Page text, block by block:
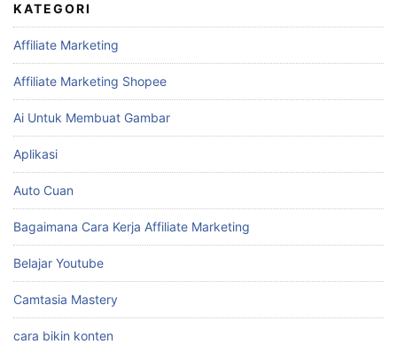
KATEGORI
Affiliate Marketing
Affiliate Marketing Shopee
Ai Untuk Membuat Gambar
Aplikasi
Auto Cuan
Bagaimana Cara Kerja Affiliate Marketing
Belajar Youtube
Camtasia Mastery
cara bikin konten